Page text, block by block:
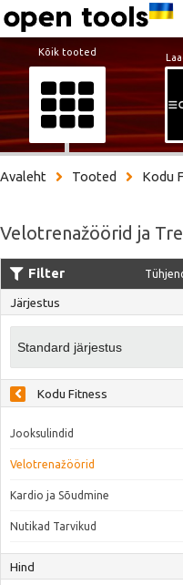
Kõik tooted
Avaleht Tooted Kodu
Velotrenažöörid ja
Filter
Järjestus
Kodu Fitness
Jooksulindid
Velotrenažöörid
Kardio ja Sõudmine
Nutikad Tarvikud
Hind